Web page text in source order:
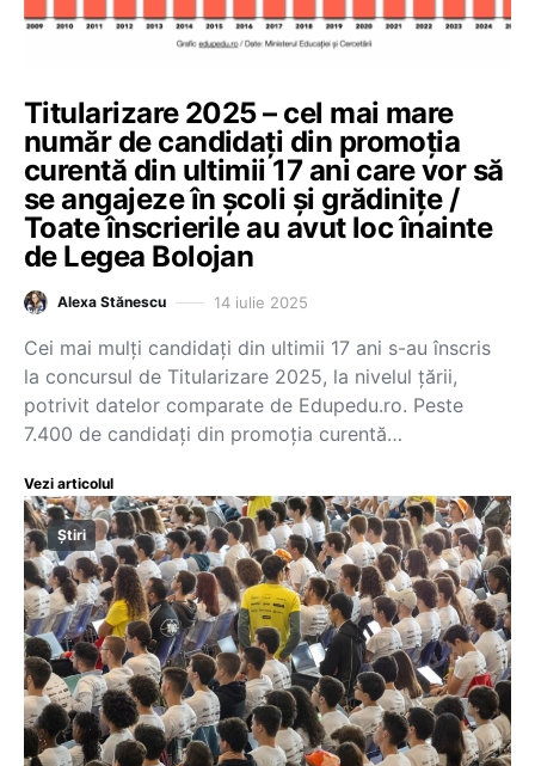
Titularizare 2025 – cel mai mare
număr de candidați din promoția
curentă din ultimii 17 ani care vor să
se angajeze în școli și grădinițe /
Toate înscrierile au avut loc înainte
de Legea Bolojan
Alexa Stănescu 14 iulie 2025
Cei mai mulți candidați din ultimii 17 ani s-au înscris
la concursul de Titularizare 2025, la nivelul țării,
potrivit datelor comparate de Edupedu.ro. Peste
7.400 de candidați din promoția curentă…
Vezi articolul
Știri